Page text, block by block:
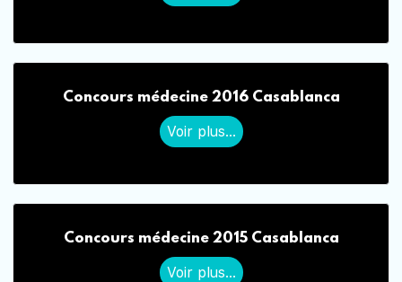
Concours médecine 2016 Casablanca
Voir plus...
Concours médecine 2015 Casablanca
Voir plus...